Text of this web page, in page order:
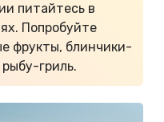
питайтесь в
Попробуйте
фрукты, блинчики-
гриль.